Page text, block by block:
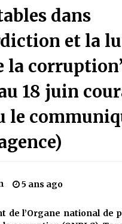
dans
et la
la
18 juin
le
5 ans ago
de l’Organe national de